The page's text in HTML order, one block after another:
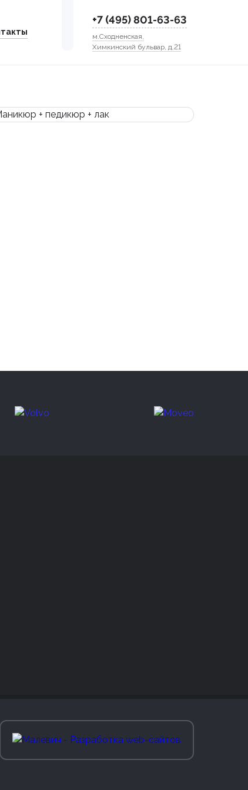
+7 (495) 801-63-63
м.Сходненская,
Химкинский бульвар, д.21